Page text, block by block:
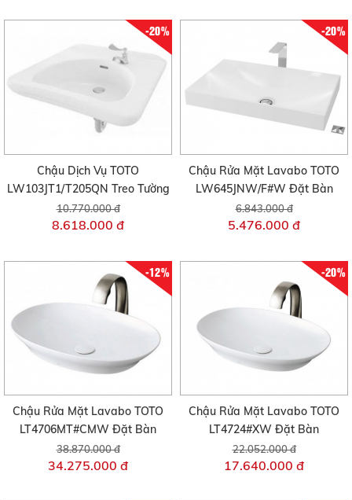
-20%
Chậu Dịch Vụ TOTO
LW103JT1/T205QN Treo Tường
10.770.000 đ
8.618.000 đ
-20%
Chậu Rửa Mặt Lavabo TOTO
LW645JNW/F#W Đặt Bàn
6.843.000 đ
5.476.000 đ
-12%
Chậu Rửa Mặt Lavabo TOTO
LT4706MT#CMW Đặt Bàn
38.870.000 đ
34.275.000 đ
-20%
Chậu Rửa Mặt Lavabo TOTO
LT4724#XW Đặt Bàn
22.052.000 đ
17.640.000 đ